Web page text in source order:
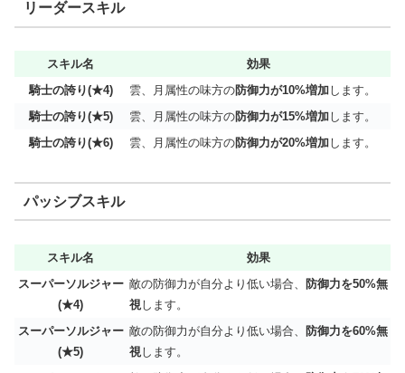
リーダースキル
スキル名
効果
騎士の誇り(★4)
雲、月属性の味方の防御力が10%増加します。
騎士の誇り(★5)
雲、月属性の味方の防御力が15%増加します。
騎士の誇り(★6)
雲、月属性の味方の防御力が20%増加します。
パッシブスキル
スキル名
効果
スーパーソルジャー
(★4)
敵の防御力が自分より低い場合、
防御力を50%無
視します。
スーパーソルジャー
(★5)
敵の防御力が自分より低い場合、
防御力を60%無
視します。